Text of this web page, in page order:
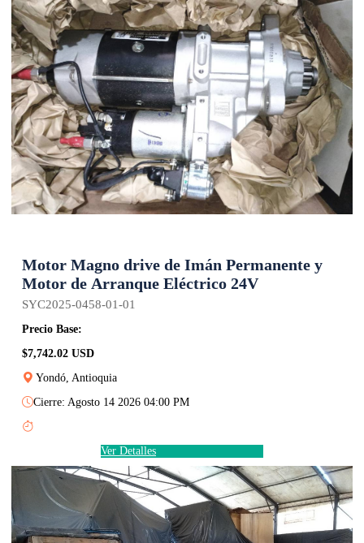
Motor Magno drive de Imán Permanente y
Motor de Arranque Eléctrico 24V
SYC2025-0458-01-01
Precio Base:
$7,742.02 USD
Yondó, Antioquia
Cierre: Agosto 14 2026 04:00 PM
Ver Detalles